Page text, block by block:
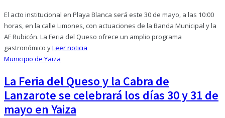
El acto institucional en Playa Blanca será este 30 de mayo, a las 10:00
horas, en la calle Limones, con actuaciones de la Banda Municipal y la
AF Rubicón. La Feria del Queso ofrece un amplio programa
gastronómico yLeer noticia
Municipio de Yaiza
La Feria del Queso y la Cabra de
Lanzarote se celebrará los días 30 y 31 de
mayo en Yaiza